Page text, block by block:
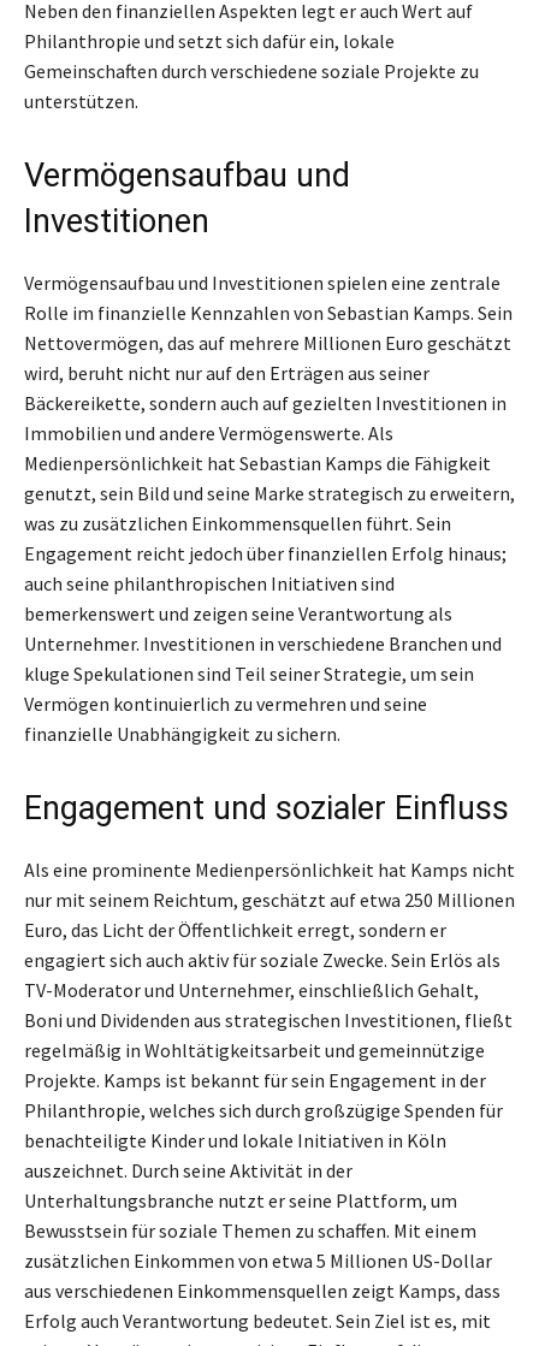
Neben den finanziellen Aspekten legt er auch Wert auf
Philanthropie und setzt sich dafür ein, lokale
Gemeinschaften durch verschiedene soziale Projekte zu
unterstützen.
Vermögensaufbau und
Investitionen
Vermögensaufbau und Investitionen spielen eine zentrale
Rolle im finanzielle Kennzahlen von Sebastian Kamps. Sein
Nettovermögen, das auf mehrere Millionen Euro geschätzt
wird, beruht nicht nur auf den Erträgen aus seiner
Bäckereikette, sondern auch auf gezielten Investitionen in
Immobilien und andere Vermögenswerte. Als
Medienpersönlichkeit hat Sebastian Kamps die Fähigkeit
genutzt, sein Bild und seine Marke strategisch zu erweitern,
was zu zusätzlichen Einkommensquellen führt. Sein
Engagement reicht jedoch über finanziellen Erfolg hinaus;
auch seine philanthropischen Initiativen sind
bemerkenswert und zeigen seine Verantwortung als
Unternehmer. Investitionen in verschiedene Branchen und
kluge Spekulationen sind Teil seiner Strategie, um sein
Vermögen kontinuierlich zu vermehren und seine
finanzielle Unabhängigkeit zu sichern.
Engagement und sozialer Einfluss
Als eine prominente Medienpersönlichkeit hat Kamps nicht
nur mit seinem Reichtum, geschätzt auf etwa 250 Millionen
Euro, das Licht der Öffentlichkeit erregt, sondern er
engagiert sich auch aktiv für soziale Zwecke. Sein Erlös als
TV-Moderator und Unternehmer, einschließlich Gehalt,
Boni und Dividenden aus strategischen Investitionen, fließt
regelmäßig in Wohltätigkeitsarbeit und gemeinnützige
Projekte. Kamps ist bekannt für sein Engagement in der
Philanthropie, welches sich durch großzügige Spenden für
benachteiligte Kinder und lokale Initiativen in Köln
auszeichnet. Durch seine Aktivität in der
Unterhaltungsbranche nutzt er seine Plattform, um
Bewusstsein für soziale Themen zu schaffen. Mit einem
zusätzlichen Einkommen von etwa 5 Millionen US-Dollar
aus verschiedenen Einkommensquellen zeigt Kamps, dass
Erfolg auch Verantwortung bedeutet. Sein Ziel ist es, mit